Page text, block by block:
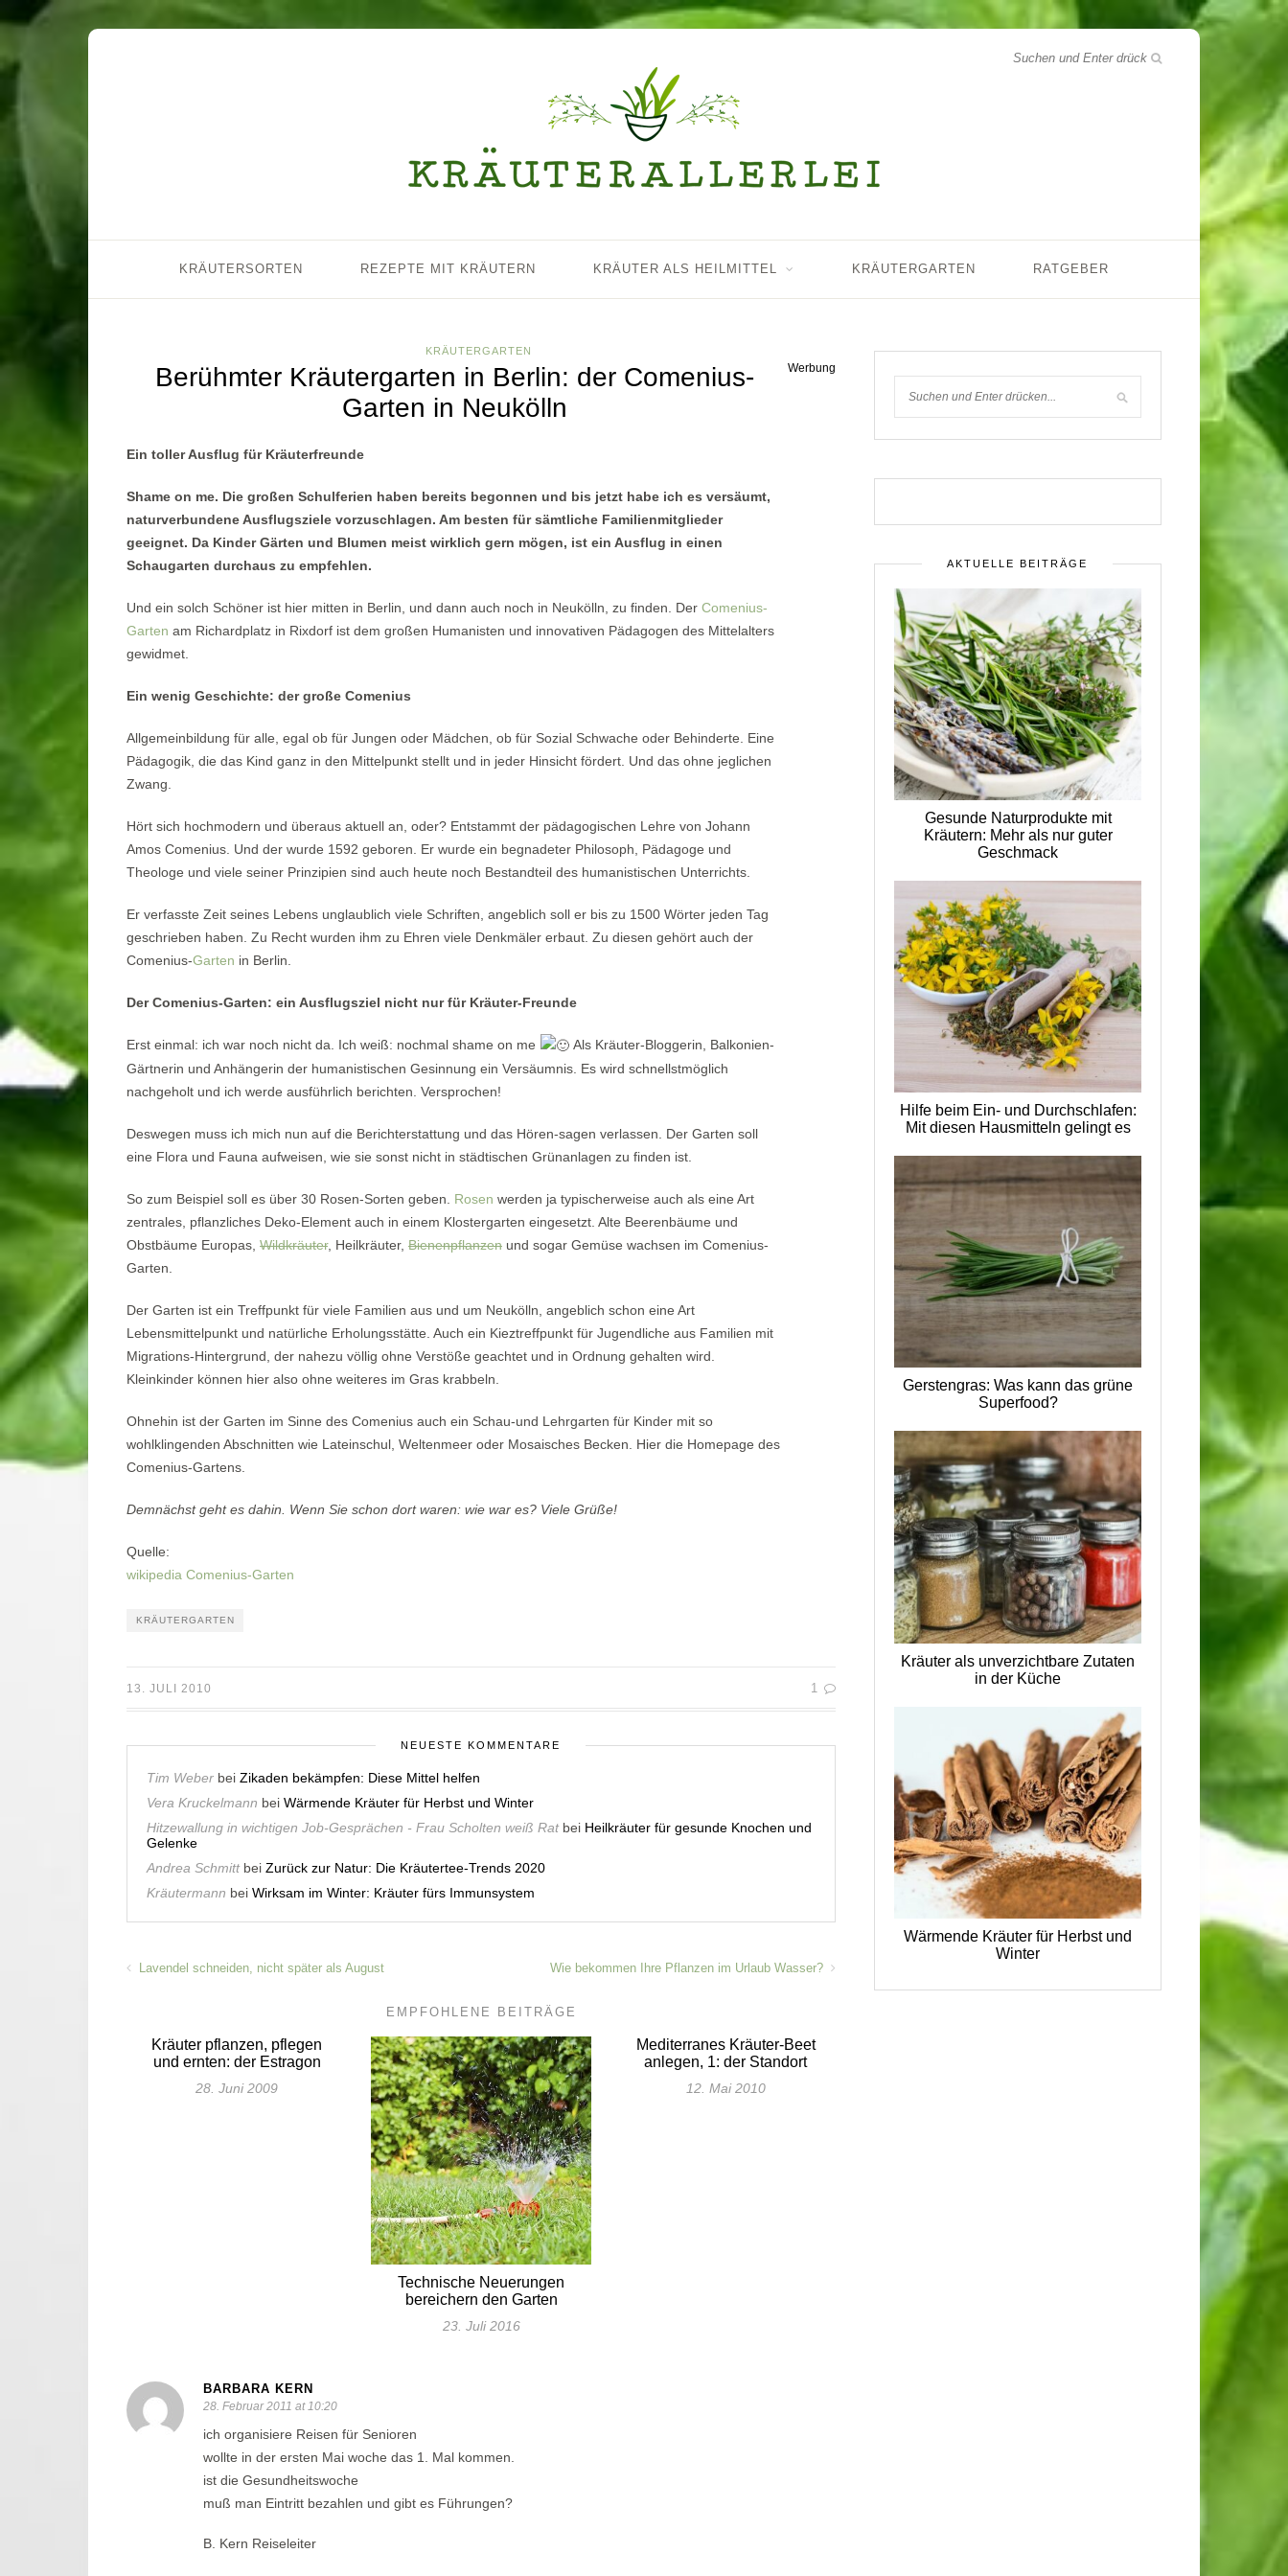
KRÄUTERSORTEN REZEPTE MIT KRÄUTERN KRÄUTER ALS HEILMITTEL KRÄUTERGARTEN RATGEBER
KRÄUTERGARTEN
Berühmter Kräutergarten in Berlin: der Comenius-
Garten in Neukölln
Werbung
Ein toller Ausflug für Kräuterfreunde
Shame on me. Die großen Schulferien haben bereits begonnen und bis jetzt habe ich es versäumt,
naturverbundene Ausflugsziele vorzuschlagen. Am besten für sämtliche Familienmitglieder
geeignet. Da Kinder Gärten und Blumen meist wirklich gern mögen, ist ein Ausflug in einen
Schaugarten durchaus zu empfehlen.
Und ein solch Schöner ist hier mitten in Berlin, und dann auch noch in Neukölln, zu finden. Der Comenius-
Garten am Richardplatz in Rixdorf ist dem großen Humanisten und innovativen Pädagogen des Mittelalters
gewidmet.
Ein wenig Geschichte: der große Comenius
Allgemeinbildung für alle, egal ob für Jungen oder Mädchen, ob für Sozial Schwache oder Behinderte. Eine
Pädagogik, die das Kind ganz in den Mittelpunkt stellt und in jeder Hinsicht fördert. Und das ohne jeglichen
Zwang.
Hört sich hochmodern und überaus aktuell an, oder? Entstammt der pädagogischen Lehre von Johann
Amos Comenius. Und der wurde 1592 geboren. Er wurde ein begnadeter Philosoph, Pädagoge und
Theologe und viele seiner Prinzipien sind auch heute noch Bestandteil des humanistischen Unterrichts.
Er verfasste Zeit seines Lebens unglaublich viele Schriften, angeblich soll er bis zu 1500 Wörter jeden Tag
geschrieben haben. Zu Recht wurden ihm zu Ehren viele Denkmäler erbaut. Zu diesen gehört auch der
Comenius-Garten in Berlin.
Der Comenius-Garten: ein Ausflugsziel nicht nur für Kräuter-Freunde
Erst einmal: ich war noch nicht da. Ich weiß: nochmal shame on me
Als Kräuter-Bloggerin, Balkonien-
Gärtnerin und Anhängerin der humanistischen Gesinnung ein Versäumnis. Es wird schnellstmöglich
nachgeholt und ich werde ausführlich berichten. Versprochen!
Deswegen muss ich mich nun auf die Berichterstattung und das Hören-sagen verlassen. Der Garten soll
eine Flora und Fauna aufweisen, wie sie sonst nicht in städtischen Grünanlagen zu finden ist.
So zum Beispiel soll es über 30 Rosen-Sorten geben. Rosen werden ja typischerweise auch als eine Art
zentrales, pflanzliches Deko-Element auch in einem Klostergarten eingesetzt. Alte Beerenbäume und
Obstbäume Europas, Wildkräuter, Heilkräuter, Bienenpflanzen und sogar Gemüse wachsen im Comenius-
Garten.
Der Garten ist ein Treffpunkt für viele Familien aus und um Neukölln, angeblich schon eine Art
Lebensmittelpunkt und natürliche Erholungsstätte. Auch ein Kieztreffpunkt für Jugendliche aus Familien mit
Migrations-Hintergrund, der nahezu völlig ohne Verstöße geachtet und in Ordnung gehalten wird.
Kleinkinder können hier also ohne weiteres im Gras krabbeln.
Ohnehin ist der Garten im Sinne des Comenius auch ein Schau-und Lehrgarten für Kinder mit so
wohlklingenden Abschnitten wie Lateinschul, Weltenmeer oder Mosaisches Becken. Hier die Homepage des
Comenius-Gartens.
Demnächst geht es dahin. Wenn Sie schon dort waren: wie war es? Viele Grüße!
Quelle:
wikipedia Comenius-Garten
KRÄUTERGARTEN
13. JULI 2010 1
NEUESTE KOMMENTARE
Tim Weber bei Zikaden bekämpfen: Diese Mittel helfen
Vera Kruckelmann bei Wärmende Kräuter für Herbst und Winter
Hitzewallung in wichtigen Job-Gesprächen - Frau Scholten weiß Ratbei Heilkräuter für gesunde Knochen und
Gelenke
Andrea Schmittbei Zurück zur Natur: Die Kräutertee-Trends 2020
Kräutermann bei Wirksam im Winter: Kräuter fürs Immunsystem
Lavendel schneiden, nicht später als August Wie bekommen Ihre Pflanzen im Urlaub Wasser?
EMPFOHLENE BEITRÄGE
Kräuter pflanzen, pflegen
und ernten: der Estragon
28. Juni 2009
Technische Neuerungen
bereichern den Garten
23. Juli 2016
Mediterranes Kräuter-Beet
anlegen, 1: der Standort
12. Mai 2010
BARBARA KERN
28. Februar 2011 at 10:20
ich organisiere Reisen für Senioren
wollte in der ersten Mai woche das 1. Mal kommen.
ist die Gesundheitswoche
muß man Eintritt bezahlen und gibt es Führungen?
B. Kern Reiseleiter
AKTUELLE BEITRÄGE
Gesunde Naturprodukte mit
Kräutern: Mehr als nur guter
Geschmack
Hilfe beim Ein- und Durchschlafen:
Mit diesen Hausmitteln gelingt es
Gerstengras: Was kann das grüne
Superfood?
Kräuter als unverzichtbare Zutaten
in der Küche
Wärmende Kräuter für Herbst und
Winter